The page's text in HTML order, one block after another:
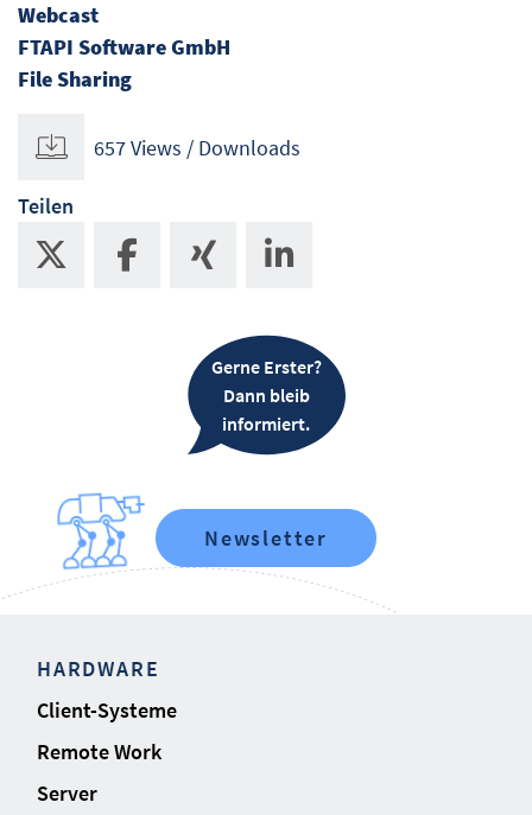
Webcast
FTAPI Software GmbH
File Sharing
657 Views / Downloads
Teilen
Gerne Erster?
Dann bleib
informiert.
Newsletter
HARDWARE
Client-Systeme
Remote Work
Server